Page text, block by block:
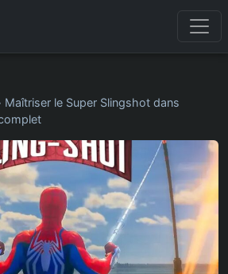
Maîtriser le Super Slingshot dans